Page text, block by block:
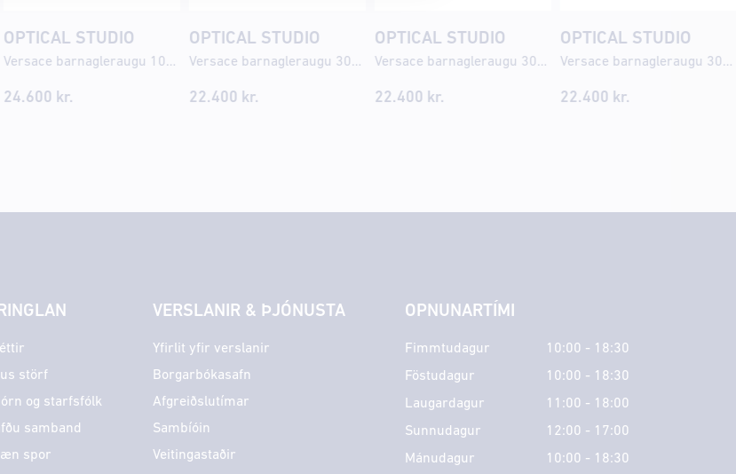
OPTICAL STUDIO
Versace barnagleraugu 1003 48
24.600 kr.
OPTICAL STUDIO
Versace barnagleraugu 3014U 48
22.400 kr.
OPTICAL STUDIO
Versace barnagleraugu 3014U 46
22.400 kr.
OPTICAL STUDIO
Versace barnagleraugu 3013U 49
22.400 kr.
störf
og starfsfólk
samband
spor
VERSLANIR & ÞJÓNUSTA
Yfirlit yfir verslanir
Borgarbókasafn
Afgreiðslutímar
Sambíóin
Veitingastaðir
OPNUNARTÍMI
Fimmtudagur
10:00 - 18:30
Föstudagur
10:00 - 18:30
Laugardagur
11:00 - 18:00
Sunnudagur
12:00 - 17:00
Mánudagur
10:00 - 18:30